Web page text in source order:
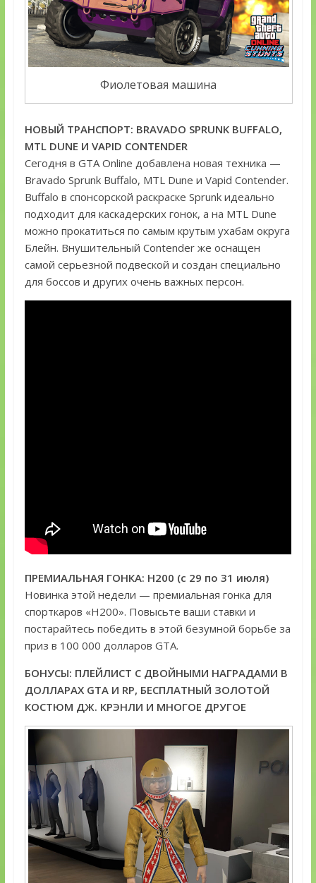
Фиолетовая машина
НОВЫЙ ТРАНСПОРТ: BRAVADO SPRUNK BUFFALO,
MTL DUNE И VAPID CONTENDER
Сегодня в GTA Online добавлена новая техника —
Bravado Sprunk Buffalo, MTL Dune и Vapid Contender.
Buffalo в спонсорской раскраске Sprunk идеально
подходит для каскадерских гонок, а на MTL Dune
можно прокатиться по самым крутым ухабам округа
Блейн. Внушительный Contender же оснащен
самой серьезной подвеской и создан специально
для боссов и других очень важных персон.
ПРЕМИАЛЬНАЯ ГОНКА: H200 (с 29 по 31 июля)
Новинка этой недели — премиальная гонка для
спорткаров «H200». Повысьте ваши ставки и
постарайтесь победить в этой безумной борьбе за
приз в 100 000 долларов GTA.
БОНУСЫ: ПЛЕЙЛИСТ С ДВОЙНЫМИ НАГРАДАМИ В
ДОЛЛАРАХ GTA И RP, БЕСПЛАТНЫЙ ЗОЛОТОЙ
КОСТЮМ ДЖ. КРЭНЛИ И МНОГОЕ ДРУГОЕ